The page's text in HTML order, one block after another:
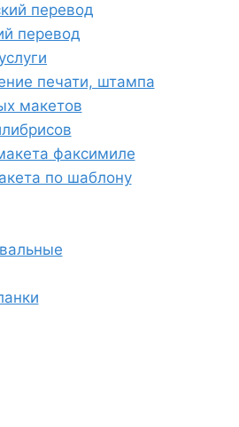
перевод
перевод
печати, штампа
макетов
факсимиле
по шаблону